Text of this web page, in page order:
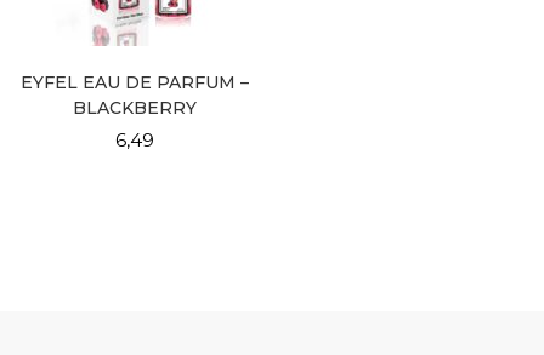
EYFEL EAU DE PARFUM –
BLACKBERRY
6,49